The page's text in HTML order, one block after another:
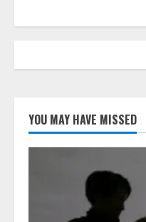
YOU MAY HAVE MISSED